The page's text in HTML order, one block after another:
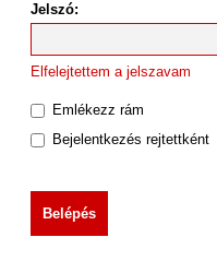
Jelszó:
Elfelejtettem a jelszavam
Emlékezz rám
Bejelentkezés rejtettként